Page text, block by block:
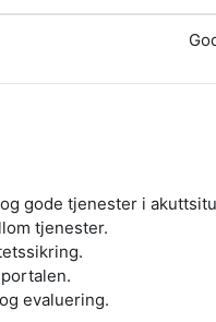
gode tjenester i
tjenester.
evaluering.